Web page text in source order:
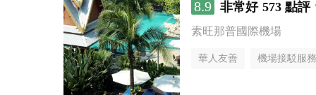
8.9 非常好 573 點評
素旺那普國際機場
華人友善 機場接駁服務